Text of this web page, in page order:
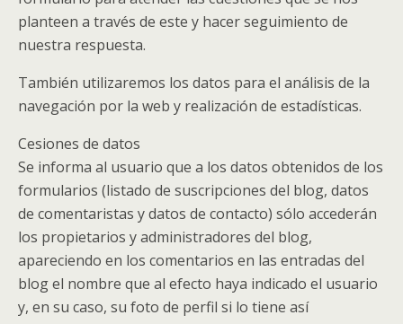
planteen a través de este y hacer seguimiento de
nuestra respuesta.
También utilizaremos los datos para el análisis de la
navegación por la web y realización de estadísticas.
Cesiones de datos
Se informa al usuario que a los datos obtenidos de los
formularios (listado de suscripciones del blog, datos
de comentaristas y datos de contacto) sólo accederán
los propietarios y administradores del blog,
apareciendo en los comentarios en las entradas del
blog el nombre que al efecto haya indicado el usuario
y, en su caso, su foto de perfil si lo tiene así